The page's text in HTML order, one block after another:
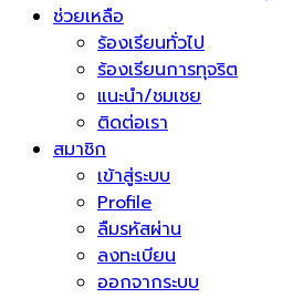
ช่วยเหลือ
ร้องเรียนทั่วไป
ร้องเรียนการทุจริต
แนะนำ/ชมเชย
ติดต่อเรา
สมาชิก
เข้าสู่ระบบ
Profile
ลืมรหัสผ่าน
ลงทะเบียน
ออกจากระบบ